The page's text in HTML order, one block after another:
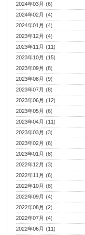
2024年03月 (6)
2024年02月 (4)
2024年01月 (4)
2023年12月 (4)
2023年11月 (11)
2023年10月 (15)
2023年09月 (8)
2023年08月 (9)
2023年07月 (8)
2023年06月 (12)
2023年05月 (6)
2023年04月 (11)
2023年03月 (3)
2023年02月 (6)
2023年01月 (8)
2022年12月 (3)
2022年11月 (6)
2022年10月 (8)
2022年09月 (4)
2022年08月 (2)
2022年07月 (4)
2022年06月 (11)